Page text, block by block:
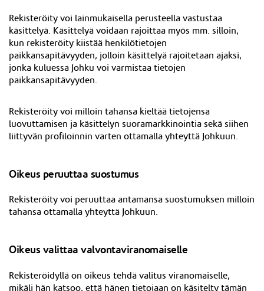
Rekisteröity voi lainmukaisella perusteella vastustaa
käsittelyä. Käsittelyä voidaan rajoittaa myös mm. silloin,
kun rekisteröity kiistää henkilötietojen
paikkansapitävyyden, jolloin käsittelyä rajoitetaan ajaksi,
jonka kuluessa Johku voi varmistaa tietojen
paikkansapitävyyden.
Rekisteröity voi milloin tahansa kieltää tietojensa
luovuttamisen ja käsittelyn suoramarkkinointia sekä siihen
liittyvän profiloinnin varten ottamalla yhteyttä Johkuun.
Oikeus peruuttaa suostumus
Rekisteröity voi peruuttaa antamansa suostumuksen milloin
tahansa ottamalla yhteyttä Johkuun.
Oikeus valittaa valvontaviranomaiselle
Rekisteröidyllä on oikeus tehdä valitus viranomaiselle,
mikäli hän katsoo, että hänen tietojaan on käsitelty tämän